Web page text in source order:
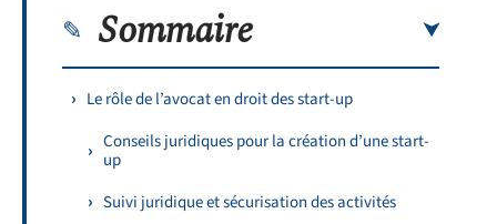
Sommaire
Le rôle de l’avocat en droit des start-up
Conseils juridiques pour la création d’une start-
up
Suivi juridique et sécurisation des activités